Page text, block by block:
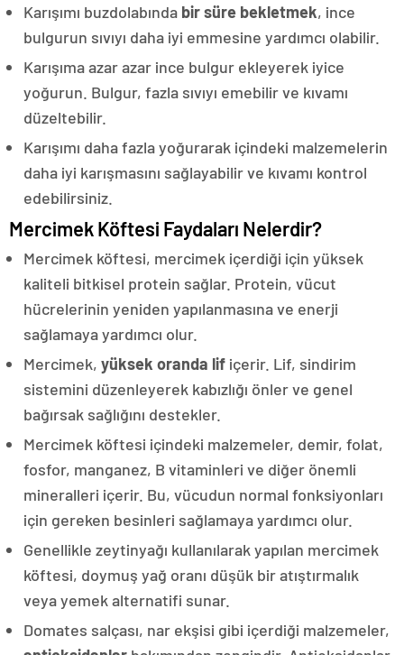
Karışımı buzdolabında bir süre bekletmek, ince
bulgurun sıvıyı daha iyi emmesine yardımcı olabilir.
Karışıma azar azar ince bulgur ekleyerek iyice
yoğurun. Bulgur, fazla sıvıyı emebilir ve kıvamı
düzeltebilir.
Karışımı daha fazla yoğurarak içindeki malzemelerin
daha iyi karışmasını sağlayabilir ve kıvamı kontrol
edebilirsiniz.
Mercimek Köftesi Faydaları Nelerdir?
Mercimek köftesi, mercimek içerdiği için yüksek
kaliteli bitkisel protein sağlar. Protein, vücut
hücrelerinin yeniden yapılanmasına ve enerji
sağlamaya yardımcı olur.
Mercimek, yüksek oranda lif içerir. Lif, sindirim
sistemini düzenleyerek kabızlığı önler ve genel
bağırsak sağlığını destekler.
Mercimek köftesi içindeki malzemeler, demir, folat,
fosfor, manganez, B vitaminleri ve diğer önemli
mineralleri içerir. Bu, vücudun normal fonksiyonları
için gereken besinleri sağlamaya yardımcı olur.
Genellikle zeytinyağı kullanılarak yapılan mercimek
köftesi, doymuş yağ oranı düşük bir atıştırmalık
veya yemek alternatifi sunar.
Domates salçası, nar ekşisi gibi içerdiği malzemeler,